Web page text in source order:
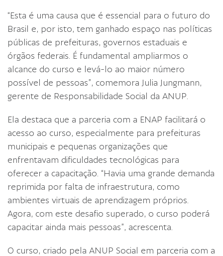
“Esta é uma causa que é essencial para o futuro do
Brasil e, por isto, tem ganhado espaço nas políticas
públicas de prefeituras, governos estaduais e
órgãos federais. É fundamental ampliarmos o
alcance do curso e levá-lo ao maior número
possível de pessoas”, comemora Julia Jungmann,
gerente de Responsabilidade Social da ANUP.
Ela destaca que a parceria com a ENAP facilitará o
acesso ao curso, especialmente para prefeituras
municipais e pequenas organizações que
enfrentavam dificuldades tecnológicas para
oferecer a capacitação. “Havia uma grande demanda
reprimida por falta de infraestrutura, como
ambientes virtuais de aprendizagem próprios.
Agora, com este desafio superado, o curso poderá
capacitar ainda mais pessoas”, acrescenta.
O curso, criado pela ANUP Social em parceria com a